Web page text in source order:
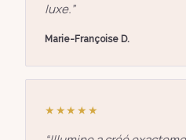
luxe.”
Marie-Françoise D.
★★★★★